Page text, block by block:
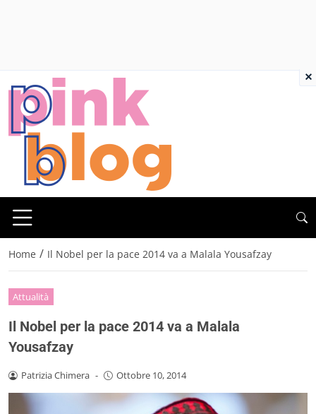
Home / Il Nobel per la pace 2014 va a Malala Yousafzay
Attualità
Il Nobel per la pace 2014 va a Malala
Yousafzay
Patrizia Chimera - Ottobre 10, 2014
×